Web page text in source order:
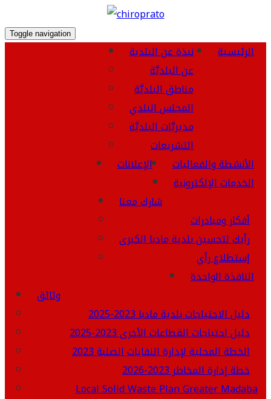
Toggle navigation
الرئيسية
نبذة عن البلدية
عن البلديَّة
مناطق البلديَّة
المجلس البلدي
مديريَّات البلديَّة
التشريعات
الأنشطة والفعاليات
الإعلانات
الخدمات الإلكترونية
شارك معنا
أفكار ومبادرات
رأيك لتحسين بلدية مادبا الكبرى
إستطلاع رأي
النافذة الواحدة
وثائق
دليل الاحتياجات بلدية مادبا 2023-2025
دليل احتياجات القطاعات الأخرى 2023-2025
الخطة المحلية لإدارة النفايات الصلبة 2023
خطة إدارة المخاطر 2023-2026
Local Solid Waste Plan Greater Madaba